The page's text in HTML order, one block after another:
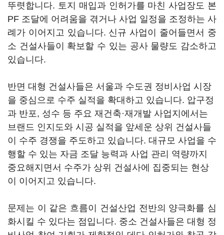
뚜렷합니다. 토지 매입과 인허가를 마친 사업장도 본
PF 조달에 어려움을 겪거나 사업 일정을 조정하는 사
례가 이어지고 있습니다. 신규 사업이 줄어들면서 중
소 건설사들이 확보할 수 있는 공사 물량도 감소하고
있습니다.
반면 대형 건설사들은 서울과 수도권 정비사업 시장
을 중심으로 수주 실적을 확대하고 있습니다. 압구정
과 반포, 성수 등 주요 재건축·재개발 사업지에서는
브랜드 인지도와 시공 실적을 앞세운 상위 건설사들
이 수주 경쟁을 주도하고 있습니다. 대규모 사업을 수
행할 수 있는 자금 조달 능력과 사업 관리 역량까지
중요해지면서 수주가 상위 건설사에 집중되는 현상
이 이어지고 있습니다.
문제는 이 같은 흐름이 건설산업 전반의 양극화를 심
화시킬 수 있다는 점입니다. 중소 건설사들은 대형 정